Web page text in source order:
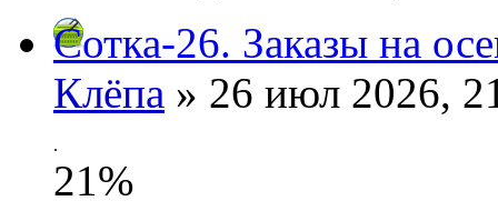
Сотка-26. Заказы на
Клёпа » 26 июл 2026,
.
21%